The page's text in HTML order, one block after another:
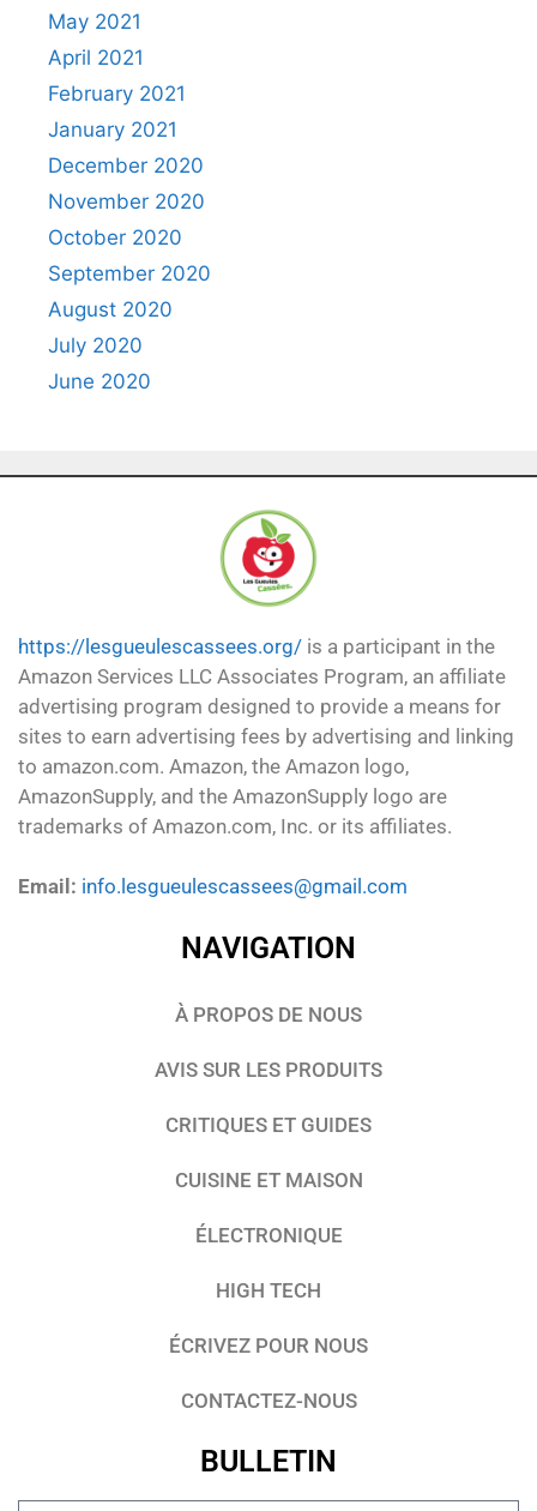
May 2021
April 2021
February 2021
January 2021
December 2020
November 2020
October 2020
September 2020
August 2020
July 2020
June 2020
https://lesgueulescassees.org/ is a participant in the
Amazon Services LLC Associates Program, an affiliate
advertising program designed to provide a means for
sites to earn advertising fees by advertising and linking
to amazon.com. Amazon, the Amazon logo,
AmazonSupply, and the AmazonSupply logo are
trademarks of Amazon.com, Inc. or its affiliates.
Email: info.lesgueulescassees@gmail.com
NAVIGATION
À PROPOS DE NOUS
AVIS SUR LES PRODUITS
CRITIQUES ET GUIDES
CUISINE ET MAISON
ÉLECTRONIQUE
HIGH TECH
ÉCRIVEZ POUR NOUS
CONTACTEZ-NOUS
BULLETIN